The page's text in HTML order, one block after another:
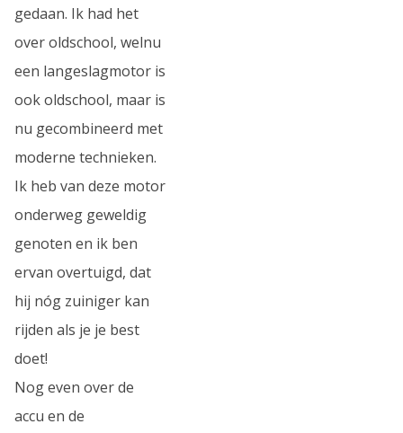
gedaan. Ik had het
over oldschool, welnu
een langeslagmotor is
ook oldschool, maar is
nu gecombineerd met
moderne technieken.
Ik heb van deze motor
onderweg geweldig
genoten en ik ben
ervan overtuigd, dat
hij nóg zuiniger kan
rijden als je je best
doet!
Nog even over de
accu en de